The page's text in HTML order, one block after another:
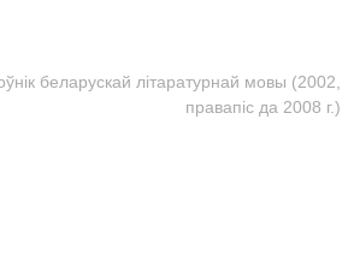
беларускай літаратурнай мовы (2002,
правапіс да 2008 г.)